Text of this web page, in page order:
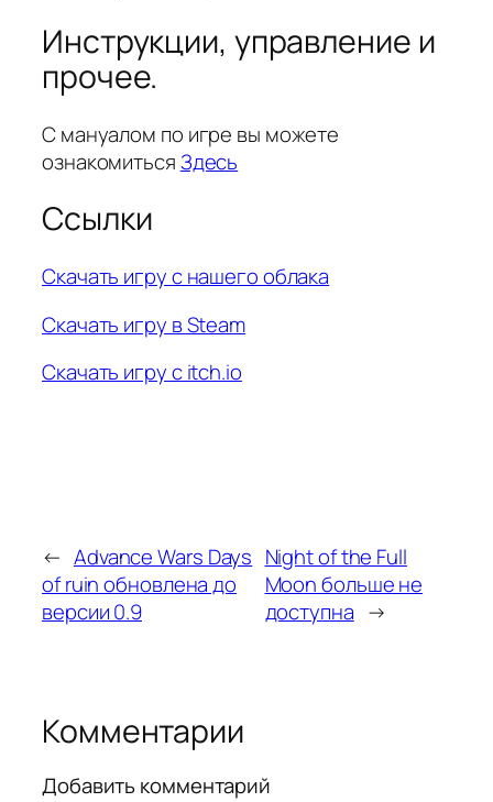
Инструкции, управление и
прочее.
С мануалом по игре вы можете
ознакомитьсяЗдесь
Ссылки
Скачать игру с нашего облака
Скачать игру в Steam
Скачать игру с itch.io
← Advance Wars Days
of ruin обновлена до
версии 0.9
Night of the Full
Moon больше не
доступна →
Комментарии
Добавить комментарий